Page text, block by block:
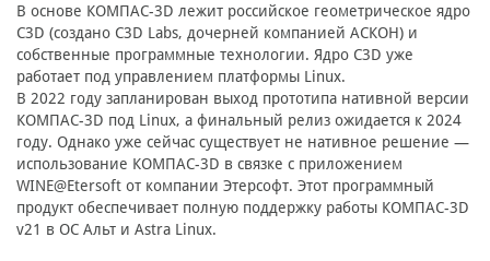
В основе КОМПАС-3D лежит российское геометрическое ядро
C3D (создано C3D Labs, дочерней компанией АСКОН) и
собственные программные технологии. Ядро C3D уже
работает под управлением платформы Linux.
В 2022 году запланирован выход прототипа нативной версии
КОМПАС-3D под Linux, а финальный релиз ожидается к 2024
году. Однако уже сейчас существует не нативное решение —
использование КОМПАС-3D в связке с приложением
WINE@Etersoft от компании Этерсофт. Этот программный
продукт обеспечивает полную поддержку работы КОМПАС-3D
v21 в ОС Альт и Astra Linux.